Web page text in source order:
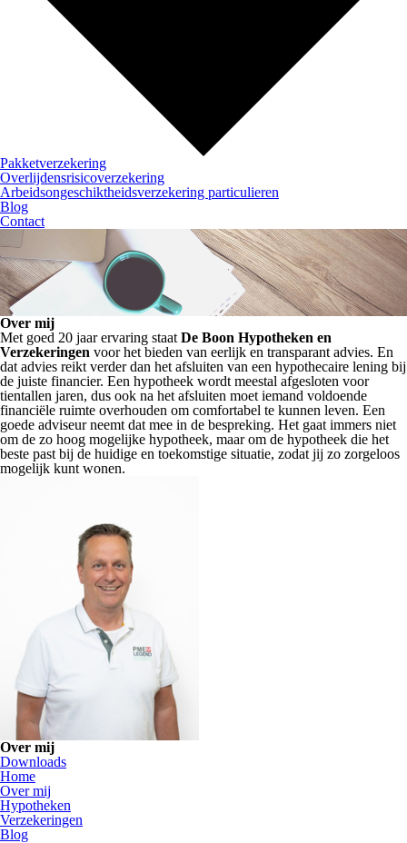
Pakketverzekering
Overlijdensrisicoverzekering
Arbeidsongeschiktheidsverzekering particulieren
Blog
Contact
Over mij
Met goed 20 jaar ervaring staat De Boon Hypotheken en
Verzekeringen voor het bieden van eerlijk en transparant advies. En
dat advies reikt verder dan het afsluiten van een hypothecaire lening bij
de juiste financier. Een hypotheek wordt meestal afgesloten voor
tientallen jaren, dus ook na het afsluiten moet iemand voldoende
financiële ruimte overhouden om comfortabel te kunnen leven. Een
goede adviseur neemt dat mee in de bespreking. Het gaat immers niet
om de zo hoog mogelijke hypotheek, maar om de hypotheek die het
beste past bij de huidige en toekomstige situatie, zodat jij zo zorgeloos
mogelijk kunt wonen.
Over mij
Downloads
Home
Over mij
Hypotheken
Verzekeringen
Blog